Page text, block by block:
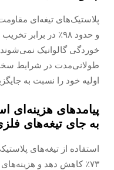
پلاستیک‌های تیغه‌ای
و حدود ۹۸٪ در
خوردگی گالوانیک
طولانی‌مدت در شرایط
اولیه خود را نسبت به
پیامدهای هزینه‌ای
به جای تیغه‌های
استفاده از تیغه‌های
۷۳٪ کاهش دهد و